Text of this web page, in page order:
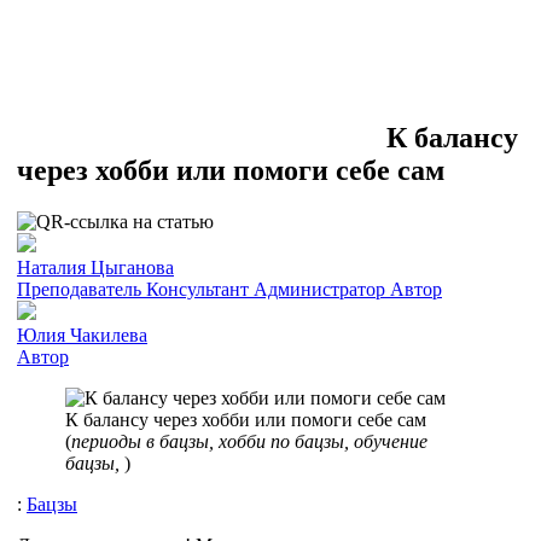
К балансу
через хобби или помоги себе сам
Наталия Цыганова
Преподаватель Консультант Администратор Автор
Юлия Чакилева
Автор
К балансу через хобби или помоги себе сам
(периоды в бацзы, хобби по бацзы, обучение
бацзы, )
: Бацзы